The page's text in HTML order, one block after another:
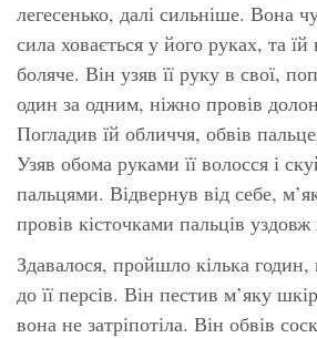
легесенько, далі сильніше. Вона
сила ховається у його руках, та їй
боляче. Він узяв її руку в свої,
один за одним, ніжно провів
Погладив їй обличчя, обвів
Узяв обома руками її волосся і
пальцями. Відвернув від себе,
провів кісточками пальців уздовж
Здавалося, пройшло кілька годин,
до її персів. Він пестив м’яку
вона не затріпотіла. Він обвів